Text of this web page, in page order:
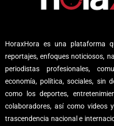
HoraxHora es una plataforma
reportajes, enfoques noticiosos,
periodistas profesionales,
economía, política, sociales, sin
como los deportes,
colaboradores, así como videos
trascendencia nacional e